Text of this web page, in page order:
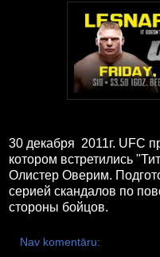
30 декабря 2011г. UFC
котором встретились
Олистер Оверим.
серией скандалов по
стороны бойцов.
Nav komentāru: